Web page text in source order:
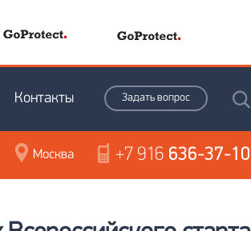
Задать вопрос
Контакты
+7 916 636-37-10
Москва